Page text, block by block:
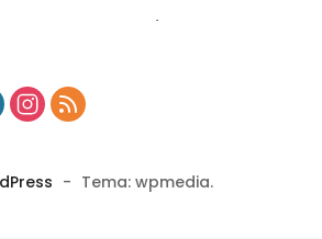
- Tema: wpmedia.